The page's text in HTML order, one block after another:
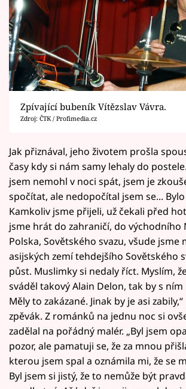
Zpívající bubeník Vítězslav Vávra.
Zdroj: ČTK / Profimedia.cz
Jak přiznával, jeho životem prošla
časy kdy si nám samy lehaly do
jsem nemohl v noci spát, jsem je
spočítat, ale nedopočítal jsem se...
Kamkoliv jsme přijeli, už čekali před
jsme hrát do zahraničí, do východního
Polska, Sovětského svazu, všude jsme
asijských zemí tehdejšího Sovětského
půst. Muslimky si nedaly říct. Myslím,
sváděl takový Alain Delon, tak by s ním
Měly to zakázané. Jinak by je asi
zpěvák. Z románků na jednu noc si
zadělal na pořádný malér. „Byl jsem
pozor, ale pamatuji se, že za mnou
kterou jsem spal a oznámila mi, že se
Byl jsem si jistý, že to nemůže být